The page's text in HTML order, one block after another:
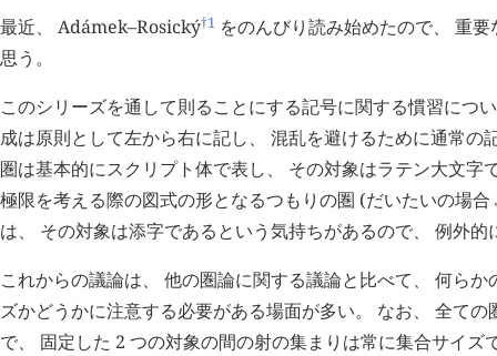
最近、 Adámek–Rosický†1 をのんびり読み始めたので、 重
思う。
このシリーズを通して則ることにする記号に関する慣習につ
成は原則として左から右に記し、 混乱を避けるために通常の
圏は基本的にスクリプト体で表し、 その対象はラテン大文字
極限を考える際の図式の形となるつもりの圏 (だいたいの場合
は、 その対象は添字であるという気持ちがあるので、 例外
これからの議論は、 他の圏論に関する議論と比べて、 何ら
ズかどうかに注意する必要がある場面が多い。 なお、 全て
で、 固定した 2 つの対象の間の射の集まりは常に集合サイズ